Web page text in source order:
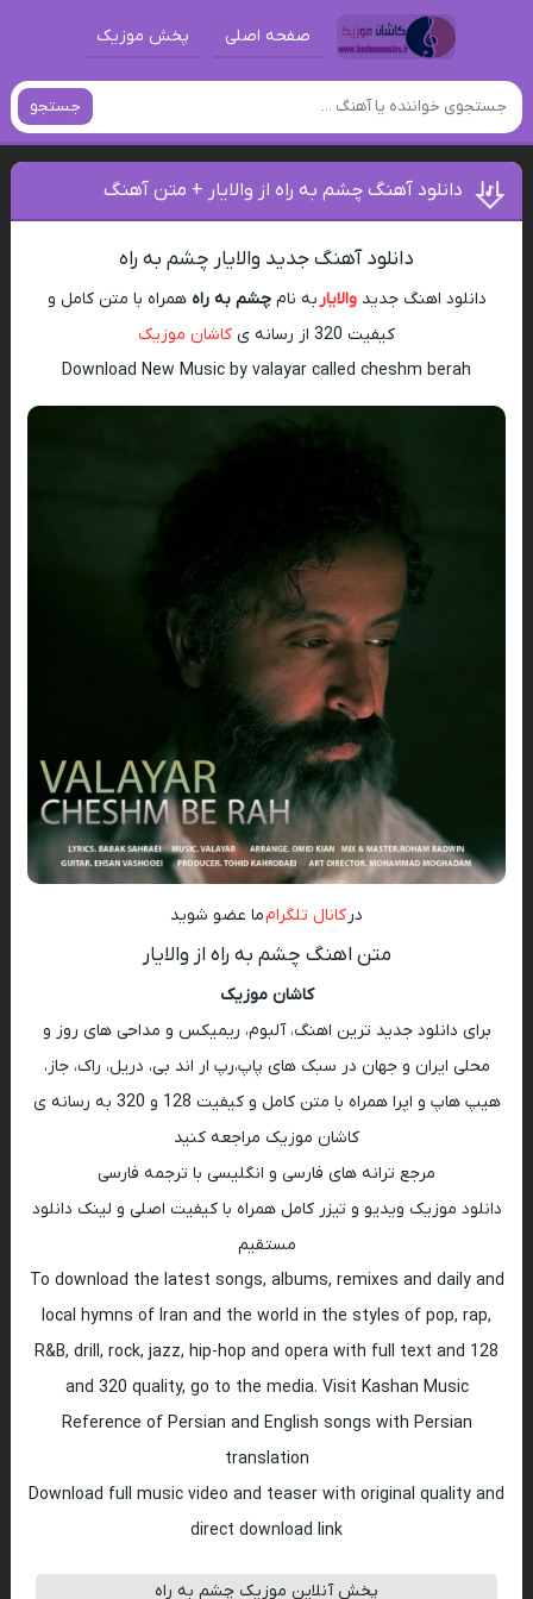
صفحه اصلی پخش موزیک
جستجو
دانلود آهنگ چشم به راه از والایار + متن آهنگ
دانلود آهنگ جدید والایار چشم به راه
دانلود اهنگ جدیدوالایار به نامچشم به راه همراه با متن کامل و
کیفیت 320 از رسانه ی
کاشان موزیک
Download New Music by valayar called cheshm berah
در کانال تلگرامما عضو شوید
متن اهنگ چشم به راه از والایار
کاشان موزیک
برای دانلود جدید ترین اهنگ، آلبوم، ریمیکس و مداحی های روز و
محلی ایران و جهان در سبک های پاپ،رپ ار اند بی، دریل، راک، جاز،
هیپ هاپ و اپرا همراه با متن کامل و کیفیت 128 و 320 به رسانه ی
کاشان موزیک مراجعه کنید
مرجع ترانه های فارسی و انگلیسی با ترجمه فارسی
دانلود موزیک ویدیو و تیزر کامل همراه با کیفیت اصلی و لینک دانلود
مستقیم
To download the latest songs, albums, remixes and daily and
local hymns of Iran and the world in the styles of pop, rap,
R&B, drill, rock, jazz, hip-hop and opera with full text and 128
and 320 quality, go to the media. Visit Kashan Music
Reference of Persian and English songs with Persian
translation
Download full music video and teaser with original quality and
direct download link
پخش آنلاین موزیک چشم به راه